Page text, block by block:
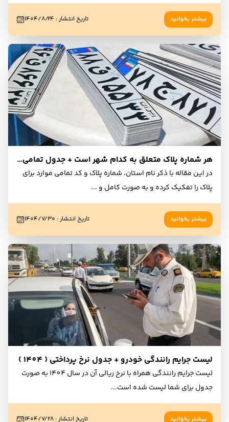
بیشتر بخوانید تاریخ انتشار: ۱۴۰۴/۸/۲۴
هر شماره پلاک متعلق به کدام شهر است + جدول تمامی شهرها
در این مقاله با ذکر نام استان، شماره پلاک و کد تمامی موارد برای
پلاک را تفکیک کرده و به صورت کامل و ...
بیشتر بخوانید تاریخ انتشار: ۱۴۰۴/۷/۳۰
لیست جرایم رانندگی خودرو + جدول نرخ پرداختی ( 1404 )
لیست جرایم رانندگی همراه با نرخ ریالی آن در سال 1404 به صورت
جدول برای شما لیست شده است...
بیشتر بخوانید تاریخ انتشار: ۱۴۰۴/۷/۲۸